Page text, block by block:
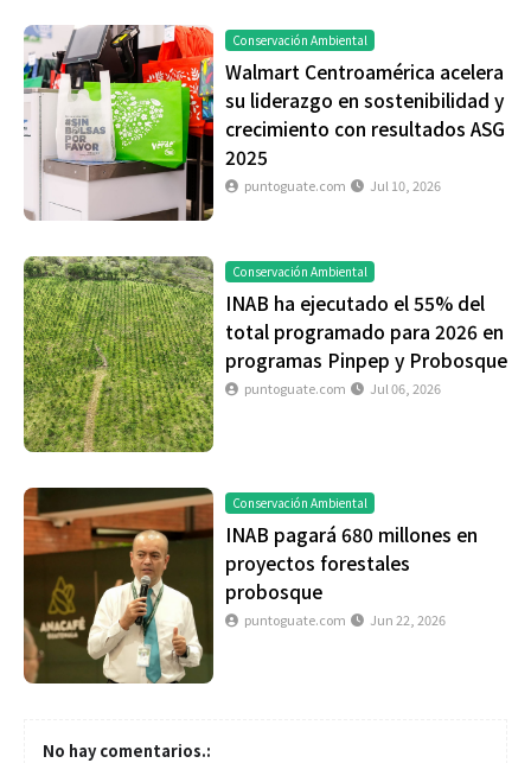
Conservación Ambiental
Walmart Centroamérica acelera
su liderazgo en sostenibilidad y
crecimiento con resultados ASG
2025
puntoguate.com Jul 10, 2026
Conservación Ambiental
INAB ha ejecutado el 55% del
total programado para 2026 en
programas Pinpep y Probosque
puntoguate.com Jul 06, 2026
Conservación Ambiental
INAB pagará 680 millones en
proyectos forestales
probosque
puntoguate.com Jun 22, 2026
No hay comentarios.: